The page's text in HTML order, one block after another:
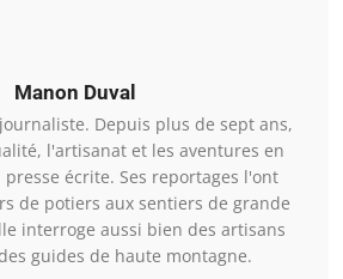
Manon Duval
Depuis plus de sept ans,
l'artisanat et les aventures en
écrite. Ses reportages l'ont
de potiers aux sentiers de grande
interroge aussi bien des artisans
guides de haute montagne.